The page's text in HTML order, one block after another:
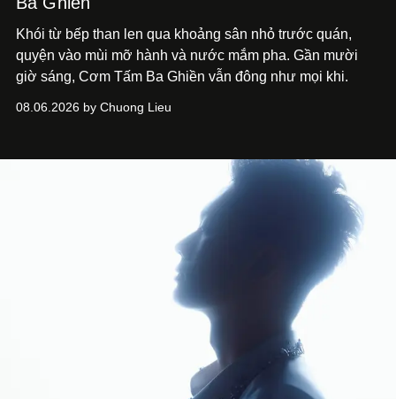
Khói từ bếp than len qua khoảng sân nhỏ trước quán,
quyện vào mùi mỡ hành và nước mắm pha. Gần mười
giờ sáng, Cơm Tấm Ba Ghiền vẫn đông như mọi khi.
08.06.2026 by Chuong Lieu